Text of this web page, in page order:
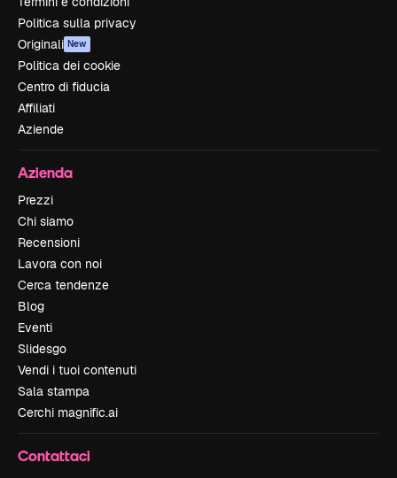
Politica sulla privacy
Originali New
Politica dei cookie
Centro di fiducia
Affiliati
Aziende
Azienda
Prezzi
Chi siamo
Recensioni
Lavora con noi
Cerca tendenze
Blog
Eventi
Slidesgo
Vendi i tuoi contenuti
Sala stampa
Cerchi magnific.ai
Contattaci